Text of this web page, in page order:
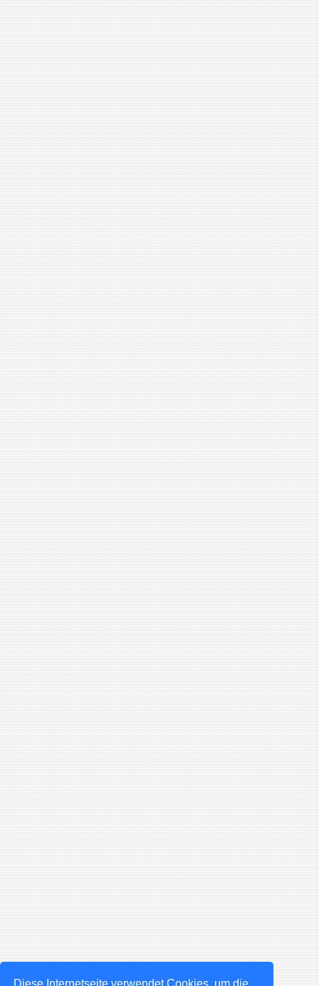
Diese Internetseite verwendet Cookies, um die